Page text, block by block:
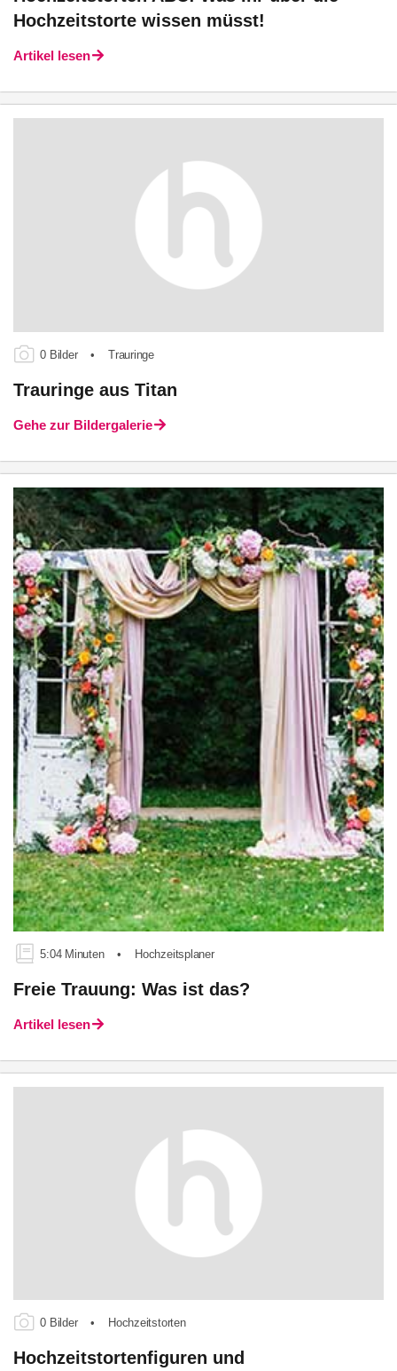
Hochzeitstorte wissen müsst!
Artikel lesen
0 Bilder • Trauringe
Trauringe aus Titan
Gehe zur Bildergalerie
5:04 Minuten • Hochzeitsplaner
Freie Trauung: Was ist das?
Artikel lesen
0 Bilder • Hochzeitstorten
Hochzeitstortenfiguren und